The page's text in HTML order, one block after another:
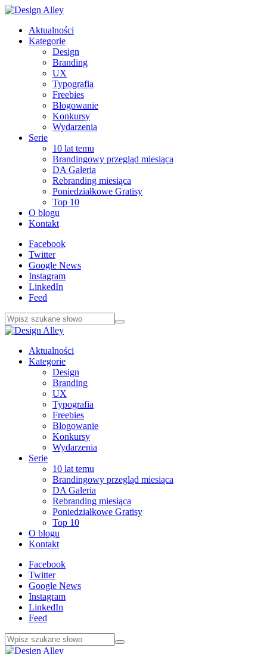
Aktualności
Kategorie
Design
Branding
UX
Typografia
Freebies
Blogowanie
Konkursy
Wydarzenia
Serie
10 lat temu
Brandingowy przegląd miesiąca
DA Galeria
Rebranding miesiąca
Poniedziałkowe Gratisy
Top 10
O blogu
Kontakt
Facebook
Twitter
Google News
Instagram
LinkedIn
Feed
Aktualności
Kategorie
Design
Branding
UX
Typografia
Freebies
Blogowanie
Konkursy
Wydarzenia
Serie
10 lat temu
Brandingowy przegląd miesiąca
DA Galeria
Rebranding miesiąca
Poniedziałkowe Gratisy
Top 10
O blogu
Kontakt
Facebook
Twitter
Google News
Instagram
LinkedIn
Feed